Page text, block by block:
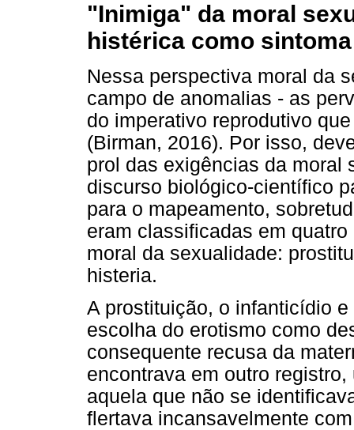
"Inimiga" da moral
histérica como
Nessa perspectiva moral da
campo de anomalias - as
do imperativo reprodutivo
(Birman, 2016). Por isso,
prol das exigências da moral
discurso biológico-científico
para o mapeamento,
eram classificadas em
moral da sexualidade:
histeria.
A prostituição, o infanticídio
escolha do erotismo como
consequente recusa da
encontrava em outro
aquela que não se
flertava incansavelmente